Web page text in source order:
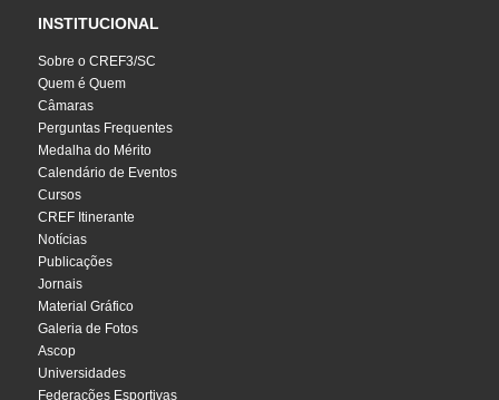
INSTITUCIONAL
Sobre o CREF3/SC
Quem é Quem
Câmaras
Perguntas Frequentes
Medalha do Mérito
Calendário de Eventos
Cursos
CREF Itinerante
Notícias
Publicações
Jornais
Material Gráfico
Galeria de Fotos
Ascop
Universidades
Federações Esportivas